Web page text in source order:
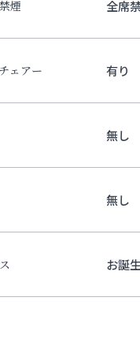
煙 全席
ェアー 有り
無し
無し
お誕